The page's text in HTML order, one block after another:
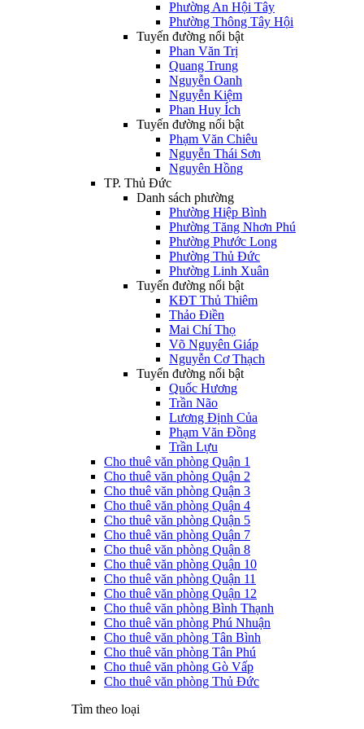
Phường An Hội Tây
Phường Thông Tây Hội
Tuyến đường nổi bật
Phan Văn Trị
Quang Trung
Nguyễn Oanh
Nguyễn Kiệm
Phan Huy Ích
Tuyến đường nổi bật
Phạm Văn Chiêu
Nguyễn Thái Sơn
Nguyên Hồng
TP. Thủ Đức
Danh sách phường
Phường Hiệp Bình
Phường Tăng Nhơn Phú
Phường Phước Long
Phường Thủ Đức
Phường Linh Xuân
Tuyến đường nổi bật
KĐT Thủ Thiêm
Thảo Điền
Mai Chí Thọ
Võ Nguyên Giáp
Nguyễn Cơ Thạch
Tuyến đường nổi bật
Quốc Hương
Trần Não
Lương Định Của
Phạm Văn Đồng
Trần Lựu
Cho thuê văn phòng Quận 1
Cho thuê văn phòng Quận 2
Cho thuê văn phòng Quận 3
Cho thuê văn phòng Quận 4
Cho thuê văn phòng Quận 5
Cho thuê văn phòng Quận 7
Cho thuê văn phòng Quận 8
Cho thuê văn phòng Quận 10
Cho thuê văn phòng Quận 11
Cho thuê văn phòng Quận 12
Cho thuê văn phòng Bình Thạnh
Cho thuê văn phòng Phú Nhuận
Cho thuê văn phòng Tân Bình
Cho thuê văn phòng Tân Phú
Cho thuê văn phòng Gò Vấp
Cho thuê văn phòng Thủ Đức
Tìm theo loại